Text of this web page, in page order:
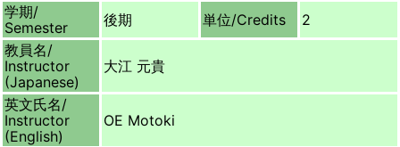
学期/
Semester
後期 単位/Credits
2
教員名/
Instructor
(Japanese)
大江 元貴
英文氏名/
Instructor
(English)
OE Motoki